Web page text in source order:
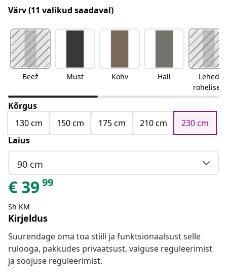
Värv(11 valikud saadaval)
Beež Must Kohv Hall
Lehed
rohelised
Kõrgus
130 cm
150 cm 175 cm 210 cm
230 cm
Laius
90 cm
€ 3999
Sh KM
Kirjeldus
Suurendage oma toa stiili ja funktsionaalsust selle
rulooga, pakkudes privaatsust, valguse reguleerimist
ja soojuse reguleerimist.